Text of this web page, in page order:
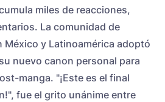
miles de reacciones,
La comunidad de
México y Latinoamérica adoptó
nuevo canon personal para
manga. "¡Este es el final
fue el grito unánime entre